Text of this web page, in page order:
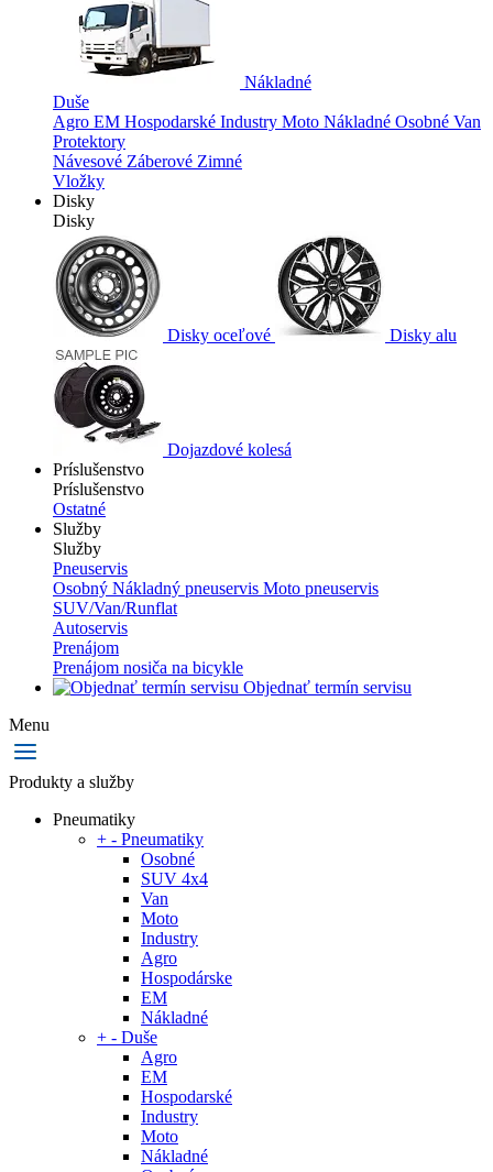
Nákladné
Duše
Agro EM Hospodarské Industry Moto Nákladné Osobné Van
Protektory
Návesové Záberové Zimné
Vložky
Disky
Disky
Disky oceľové Disky alu
Dojazdové kolesá
Príslušenstvo
Príslušenstvo
Ostatné
Služby
Služby
Pneuservis
Osobný Nákladný pneuservis Moto pneuservis
SUV/Van/Runflat
Autoservis
Prenájom
Prenájom nosiča na bicykle
Objednať termín servisu
Menu
Produkty a služby
Pneumatiky
+ - Pneumatiky
Osobné
SUV 4x4
Van
Moto
Industry
Agro
Hospodárske
EM
Nákladné
+ - Duše
Agro
EM
Hospodarské
Industry
Moto
Nákladné